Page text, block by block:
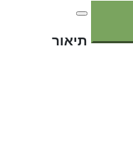
תיאור